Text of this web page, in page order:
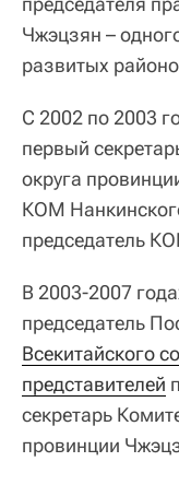
Чжэцзян –
развитых
С 2002 по 2003
первый
округа
КОМ
председатель
В 2003-2007
председатель
Всекитайского
представителей
секретарь
провинции